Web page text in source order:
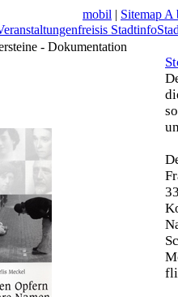
mobil | Sitemap A
freisis Stadtinfo
- Dokumentation